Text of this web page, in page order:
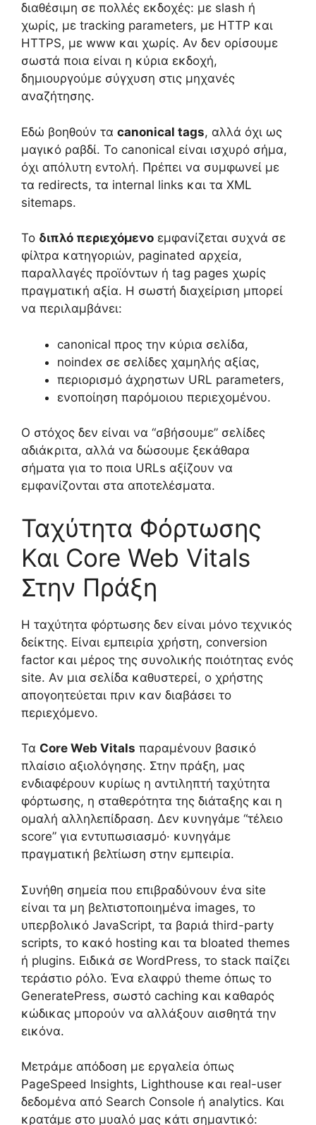
διαθέσιμη σε πολλές εκδοχές: με slash ή
χωρίς, με tracking parameters, με HTTP και
HTTPS, με www και χωρίς. Αν δεν ορίσουμε
σωστά ποια είναι η κύρια εκδοχή,
δημιουργούμε σύγχυση στις μηχανές
αναζήτησης.
Εδώ βοηθούν τα canonical tags, αλλά όχι ως
μαγικό ραβδί. Το canonical είναι ισχυρό σήμα,
όχι απόλυτη εντολή. Πρέπει να συμφωνεί με
τα redirects, τα internal links και τα XML
sitemaps.
Το διπλό περιεχόμενο εμφανίζεται συχνά σε
φίλτρα κατηγοριών, paginated αρχεία,
παραλλαγές προϊόντων ή tag pages χωρίς
πραγματική αξία. Η σωστή διαχείριση μπορεί
να περιλαμβάνει:
canonical προς την κύρια σελίδα,
noindex σε σελίδες χαμηλής αξίας,
περιορισμό άχρηστων URL parameters,
ενοποίηση παρόμοιου περιεχομένου.
Ο στόχος δεν είναι να “σβήσουμε” σελίδες
αδιάκριτα, αλλά να δώσουμε ξεκάθαρα
σήματα για το ποια URLs αξίζουν να
εμφανίζονται στα αποτελέσματα.
Ταχύτητα Φόρτωσης
Και Core Web Vitals
Στην Πράξη
Η ταχύτητα φόρτωσης δεν είναι μόνο τεχνικός
δείκτης. Είναι εμπειρία χρήστη, conversion
factor και μέρος της συνολικής ποιότητας ενός
site. Αν μια σελίδα καθυστερεί, ο χρήστης
απογοητεύεται πριν καν διαβάσει το
περιεχόμενο.
Τα Core Web Vitals παραμένουν βασικό
πλαίσιο αξιολόγησης. Στην πράξη, μας
ενδιαφέρουν κυρίως η αντιληπτή ταχύτητα
φόρτωσης, η σταθερότητα της διάταξης και η
ομαλή αλληλεπίδραση. Δεν κυνηγάμε “τέλειο
score” για εντυπωσιασμό· κυνηγάμε
πραγματική βελτίωση στην εμπειρία.
Συνήθη σημεία που επιβραδύνουν ένα site
είναι τα μη βελτιστοποιημένα images, το
υπερβολικό JavaScript, τα βαριά third-party
scripts, το κακό hosting και τα bloated themes
ή plugins. Ειδικά σε WordPress, το stack παίζει
τεράστιο ρόλο. Ένα ελαφρύ theme όπως το
GeneratePress, σωστό caching και καθαρός
κώδικας μπορούν να αλλάξουν αισθητά την
εικόνα.
Μετράμε απόδοση με εργαλεία όπως
PageSpeed Insights, Lighthouse και real-user
δεδομένα από Search Console ή analytics. Και
κρατάμε στο μυαλό μας κάτι σημαντικό: